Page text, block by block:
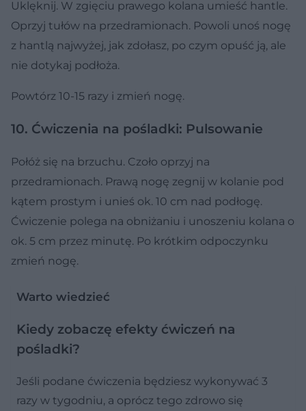
Uklęknij. W zgięciu prawego kolana umieść hantle.
Oprzyj tułów na przedramionach. Powoli unoś nogę
z hantlą najwyżej, jak zdołasz, po czym opuść ją, ale
nie dotykaj podłoża.
Powtórz 10-15 razy i zmień nogę.
10. Ćwiczenia na pośladki: Pulsowanie
Połóż się na brzuchu. Czoło oprzyj na
przedramionach. Prawą nogę zegnij w kolanie pod
kątem prostym i unieś ok. 10 cm nad podłogę.
Ćwiczenie polega na obniżaniu i unoszeniu kolana o
ok. 5 cm przez minutę. Po krótkim odpoczynku
zmień nogę.
Warto wiedzieć
Kiedy zobaczę efekty ćwiczeń na
pośladki?
Jeśli podane ćwiczenia będziesz wykonywać 3
razy w tygodniu, a oprócz tego zdrowo się